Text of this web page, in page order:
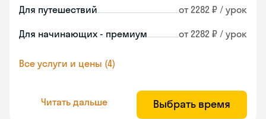
Для путешествий от 2282 ₽ / урок
Для начинающих - премиум от 2282 ₽ / урок
Все услуги и цены (4)
Читать дальше Выбрать время